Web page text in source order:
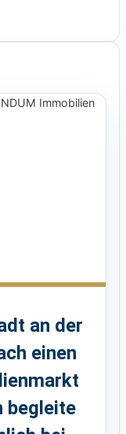
an der
einen
begleite